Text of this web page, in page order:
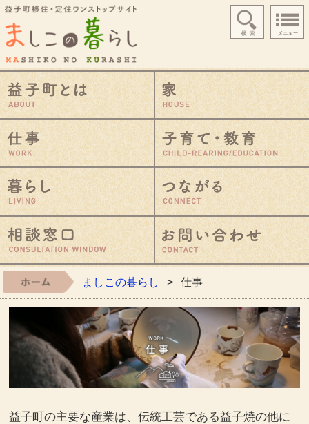
益子町移住・定住
益子町とは
仕事
暮らし
相談窓口
ホーム
ましこの暮らし > 仕事
益子町の主要な産業は、伝統工芸である益子焼の他に